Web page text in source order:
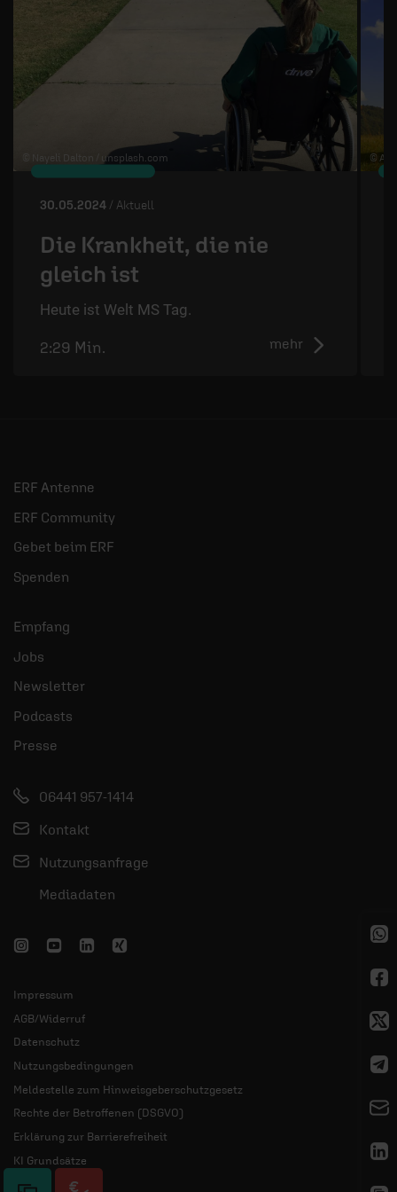
unsplash.com
30.05.2024 / Aktuell
Die Krankheit, die nie
gleich ist
Heute ist Welt MS Tag.
mehr
2:29 Min.
©
ERF Antenne
ERF Community
Gebet beim ERF
Spenden
Empfang
Jobs
Newsletter
Podcasts
Presse
06441 957-1414
Kontakt
Nutzungsanfrage
Mediadaten
Impressum
AGB/Widerruf
Datenschutz
Nutzungsbedingungen
Meldestelle zum Hinweisgeberschutzgesetz
Rechte der Betroffenen (DSGVO)
Erklärung zur Barrierefreiheit
KI Grundsätze